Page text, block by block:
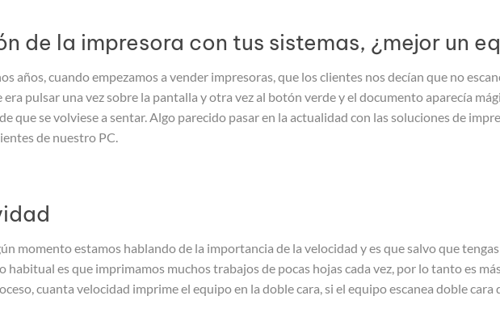
de la impresora con tus sistemas, ¿mejor un
años, cuando empezamos a vender impresoras, que los clientes nos decían que no
pulsar una vez sobre la pantalla y otra vez al botón verde y el documento aparecía
que se volviese a sentar. Algo parecido pasar en la actualidad con las soluciones de
de nuestro PC.
momento estamos hablando de la importancia de la velocidad y es que salvo que
habitual es que imprimamos muchos trabajos de pocas hojas cada vez, por lo tanto es
cuanta velocidad imprime el equipo en la doble cara, si el equipo escanea doble cara